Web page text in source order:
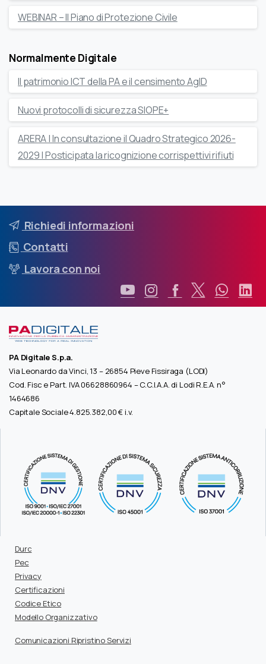
WEBINAR – Il Piano di Protezione Civile
Normalmente Digitale
Il patrimonio ICT della PA e il censimento AgID
Nuovi protocolli di sicurezza SIOPE+
ARERA | In consultazione il Quadro Strategico 2026-
2029 | Posticipata la ricognizione corrispettivi rifiuti
Richiedi informazioni
Contatti
Lavora con noi
PA Digitale S.p.a.
Via Leonardo da Vinci, 13 – 26854 Pieve Fissiraga (LODI)
Cod. Fisc e Part. IVA 06628860964 – C.C.I.A.A. di Lodi R.E.A. n°
1464686
Capitale Sociale 4.825.382,00 € i.v.
Durc
Pec
Privacy
Certificazioni
Codice Etico
Modello Organizzativo
Comunicazioni Ripristino Servizi